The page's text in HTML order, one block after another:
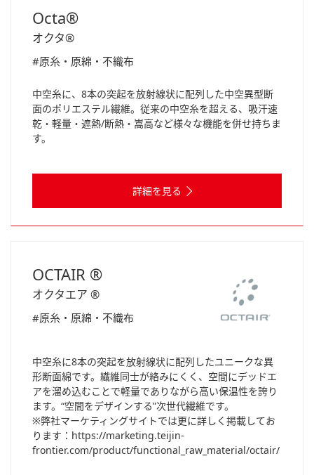
Octa®
オクタ®
#原糸・原綿・不織布
中空糸に、8本の突起を放射線状に配列した中空異型断
面のポリエステル繊維。従来の中空糸を超える、吸汗速
乾・軽量・遮熱/断熱・嵩高など様々な機能を併せ持ちま
す。
詳細を見る
OCTAIR ®
オクタエア ®
#原糸・原綿・不織布
中空糸に8本の突起を放射線状に配列したユニークな異
形断面綿です。繊維同士が絡みにくく、空間にデッドエ
アを溜め込むことで軽量でありながら高い保温性を誇り
ます。“空間をデザインする”次世代繊維です。
※弊社マーケティングサイトでは更に詳しく掲載してお
ります：https://marketing.teijin-
frontier.com/product/functional_raw_material/octair/